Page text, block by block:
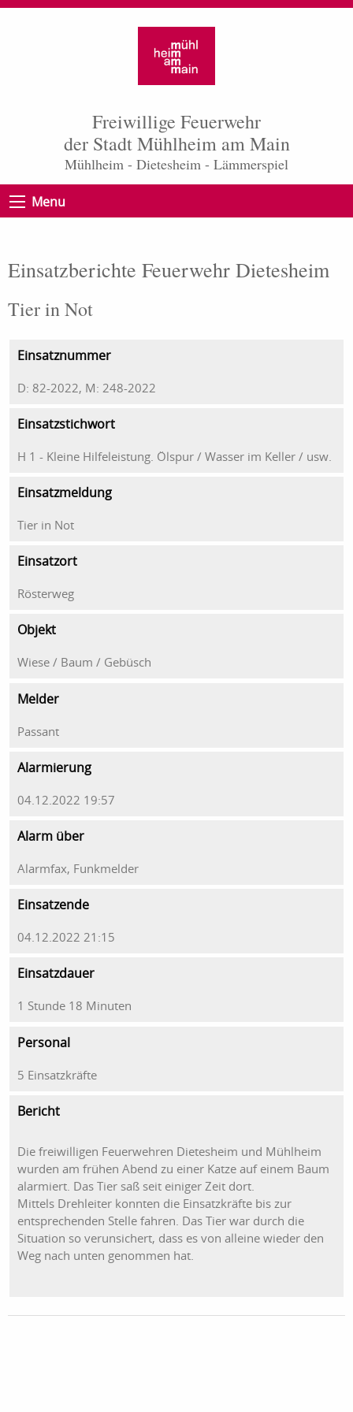
Freiwillige Feuerwehr
der Stadt Mühlheim am Main
Mühlheim - Dietesheim - Lämmerspiel
Menu
Einsatzberichte Feuerwehr Dietesheim
Tier in Not
Einsatznummer
D: 82-2022, M: 248-2022
Einsatzstichwort
H 1 - Kleine Hilfeleistung. Ölspur / Wasser im Keller / usw.
Einsatzmeldung
Tier in Not
Einsatzort
Rösterweg
Objekt
Wiese / Baum / Gebüsch
Melder
Passant
Alarmierung
04.12.2022 19:57
Alarm über
Alarmfax, Funkmelder
Einsatzende
04.12.2022 21:15
Einsatzdauer
1 Stunde 18 Minuten
Personal
5 Einsatzkräfte
Bericht
Die freiwilligen Feuerwehren Dietesheim und Mühlheim
wurden am frühen Abend zu einer Katze auf einem Baum
alarmiert. Das Tier saß seit einiger Zeit dort.
Mittels Drehleiter konnten die Einsatzkräfte bis zur
entsprechenden Stelle fahren. Das Tier war durch die
Situation so verunsichert, dass es von alleine wieder den
Weg nach unten genommen hat.